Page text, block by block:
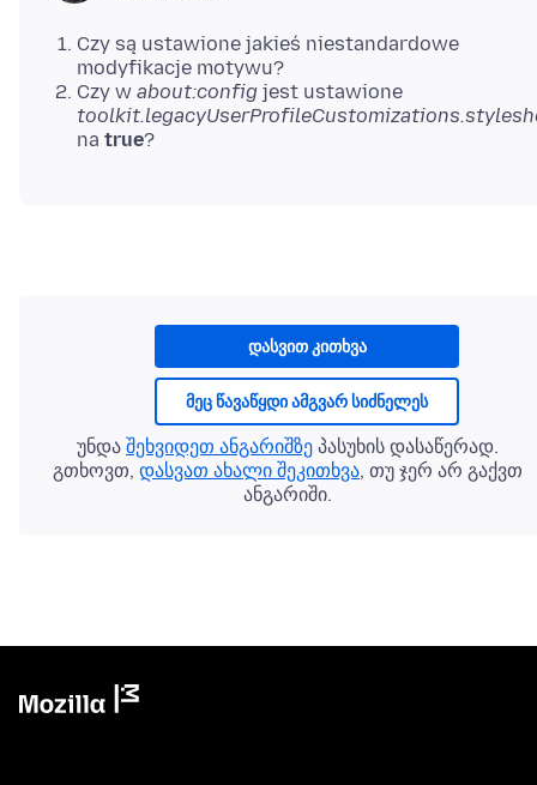
Czy są ustawione jakieś niestandardowe
modyfikacje motywu?
Czy w about:config jest ustawione
na true?
დასვით კითხვა
მეც წავაწყდი ამგვარ სიძნელეს
უნდა შეხვიდეთ ანგარიშზე პასუხის დასაწერად.
გთხოვთ, დასვათ ახალი შეკითხვა, თუ ჯერ არ გაქვთ
ანგარიში.